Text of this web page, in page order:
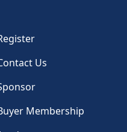
Us
Membership